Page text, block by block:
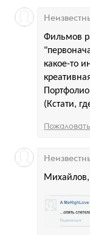
Фильмов
какое-то
(Кстати,
Михайлов,